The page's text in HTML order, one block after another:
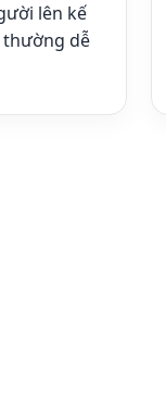
lên kế
thường dễ